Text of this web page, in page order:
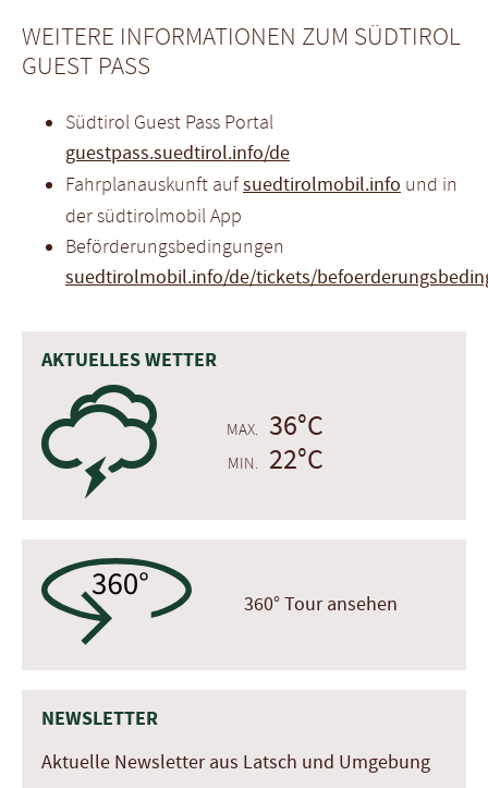
WEITERE INFORMATIONEN ZUM SÜDTIROL
GUEST PASS
Südtirol Guest Pass Portal
guestpass.suedtirol.info/de
Fahrplanauskunft aufsuedtirolmobil.info und in
der südtirolmobil App
Beförderungsbedingungen
suedtirolmobil.info/de/tickets/
AKTUELLES WETTER
0 MAX. 36°C
MIN. 22°C
360° Tour ansehen
NEWSLETTER
Aktuelle Newsletter aus Latsch und Umgebung